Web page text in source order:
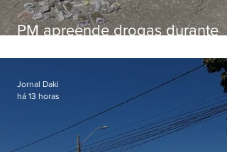
PM apreende drogas durante
Jornal Daki
há 13 horas